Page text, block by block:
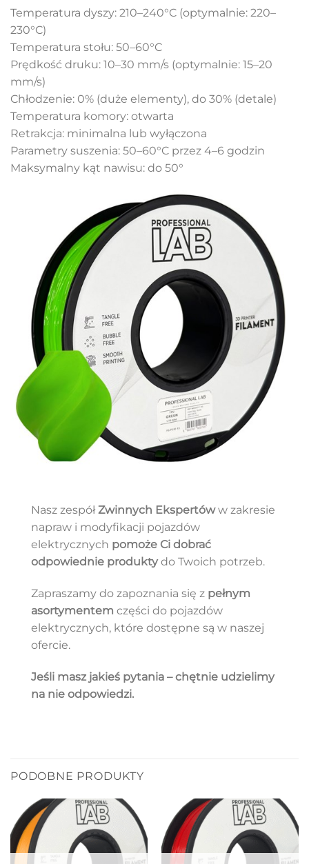
Temperatura dyszy: 210–240°C (optymalnie: 220–
230°C)
Temperatura stołu: 50–60°C
Prędkość druku: 10–30 mm/s (optymalnie: 15–20
mm/s)
Chłodzenie: 0% (duże elementy), do 30% (detale)
Temperatura komory: otwarta
Retrakcja: minimalna lub wyłączona
Parametry suszenia: 50–60°C przez 4–6 godzin
Maksymalny kąt nawisu: do 50°
Nasz zespółZwinnych Ekspertóww zakresie
napraw i modyfikacji pojazdów
elektrycznych pomoże Ci dobrać
odpowiednie produktydo Twoich potrzeb.
Zapraszamy do zapoznania się z pełnym
asortymentem części do pojazdów
elektrycznych, które dostępne są w naszej
ofercie.
Jeśli masz jakieś pytania – chętnie udzielimy
na nie odpowiedzi.
PODOBNE PRODUKTY